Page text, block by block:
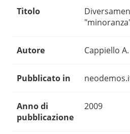
Titolo
Autore Cappiello A.
Pubblicato in
Anno di
pubblicazione
2009